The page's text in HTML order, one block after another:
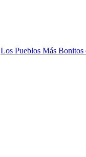
Los Pueblos Más Bonitos